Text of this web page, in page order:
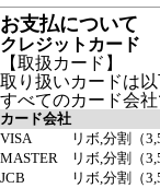
お支払について
クレジットカード
【取扱カード】
取り扱いカードは以
すべてのカード会
カード会社
VISA
リボ,分割（
MASTER
リボ,分割（
JCB
リボ,分割（